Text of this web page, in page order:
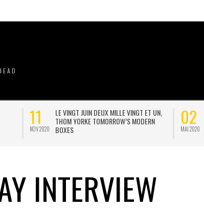
11
NOV 2020
LE VINGT JUIN DEUX MILLE VINGT ET UN,
THOM YORKE TOMORROW’S MODERN
BOXES
02
MAI 2020
INTERVIEW